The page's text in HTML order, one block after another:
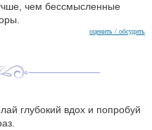
чем бессмысленные
оценить / обсудить
глубокий вдох и попробуй